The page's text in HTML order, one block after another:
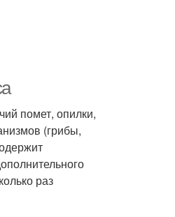
помет, опилки,
(грибы,
раз